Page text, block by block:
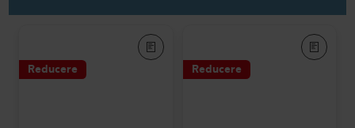
Reducere Reducere